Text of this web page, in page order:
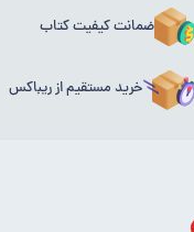
ضمانت کیفیت کتاب
خرید مستقیم از ریباکس